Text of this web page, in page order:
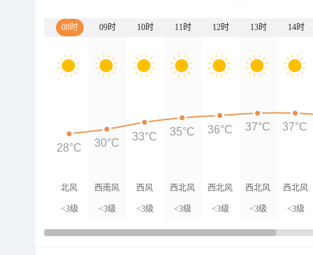
08时 09时 10时 11时 12时 13时 14时
北风
<3级
西南风
<3级
西风
<3级
西北风
<3级
西北风
<3级
西北风
<3级
西北风
<3级
28°C 30°C
33°C 35°C 36°C 37°C 37°C